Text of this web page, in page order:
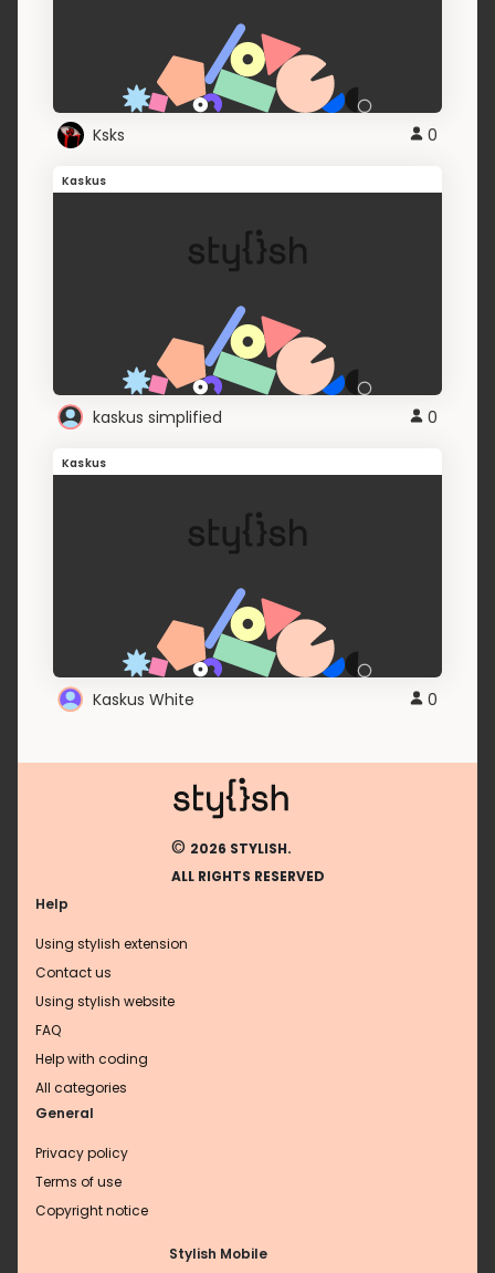
Ksks 0
Kaskus
kaskus simplified 0
Kaskus
Kaskus White 0
© 2026 STYLISH.
ALL RIGHTS RESERVED
Help
Using stylish extension
Contact us
Using stylish website
FAQ
Help with coding
All categories
General
Privacy policy
Terms of use
Copyright notice
Stylish Mobile